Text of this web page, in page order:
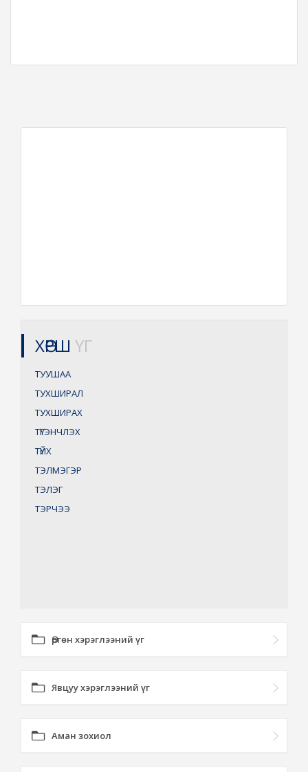
ХӨРШ ҮГ
ТУУШАА
ТУХШИРАЛ
ТУХШИРАХ
ТҮГЭНЧЛЭХ
ТҮЙХ
ТЭЛМЭГЭР
ТЭЛЭГ
ТЭРЧЭЭ
Өргөн хэрэглээний үг
Явцуу хэрэглээний үг
Аман зохиол